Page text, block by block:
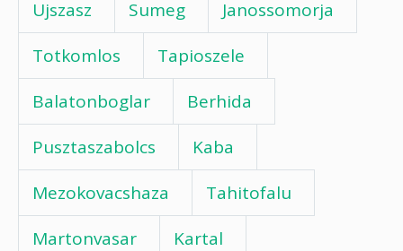
Ujszasz
Sumeg
Janossomorja
Totkomlos
Tapioszele
Balatonboglar
Berhida
Pusztaszabolcs
Kaba
Mezokovacshaza
Tahitofalu
Martonvasar
Kartal